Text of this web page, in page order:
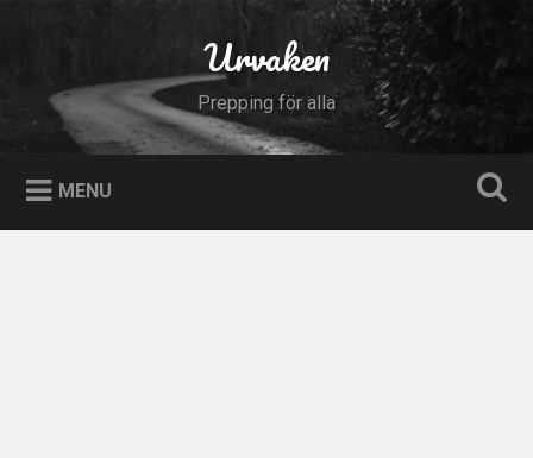
Urvaken
Prepping för alla
MENU